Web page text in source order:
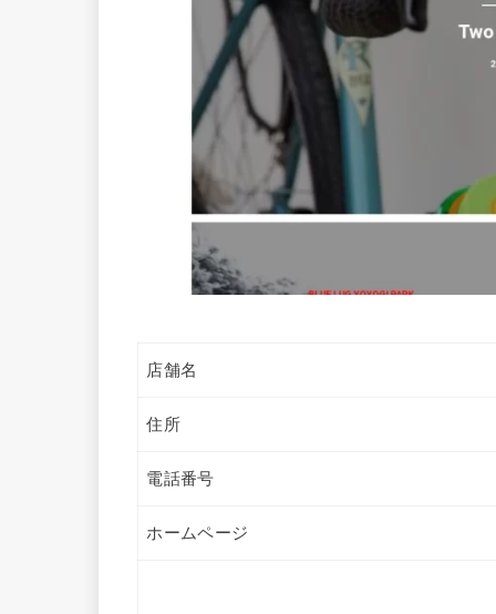
店舗名
住所
電話番号
ホームページ